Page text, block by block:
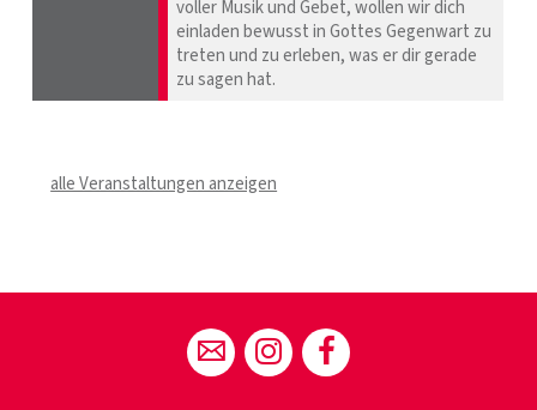
voller Musik und Gebet, wollen wir dich
einladen bewusst in Gottes Gegenwart zu
treten und zu erleben, was er dir gerade
zu sagen hat.
alle Veranstaltungen anzeigen